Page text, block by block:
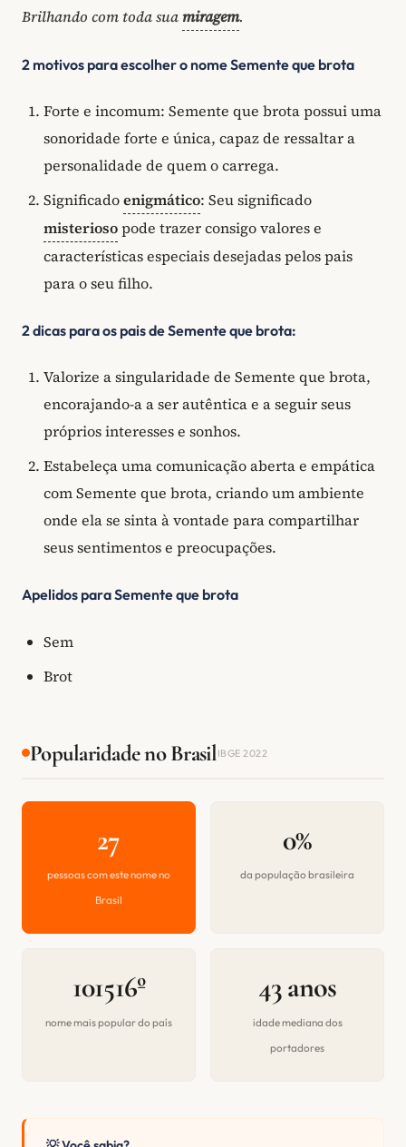
Brilhando com toda sua miragem.
2 motivos para escolher o nome Semente que brota
Forte e incomum: Semente que brota possui uma
sonoridade forte e única, capaz de ressaltar a
personalidade de quem o carrega.
Significadoenigmático: Seu significado
misteriosopode trazer consigo valores e
características especiais desejadas pelos pais
para o seu filho.
2 dicas para os pais de Semente que brota:
Valorize a singularidade de Semente que brota,
encorajando-a a ser autêntica e a seguir seus
próprios interesses e sonhos.
Estabeleça uma comunicação aberta e empática
com Semente que brota, criando um ambiente
onde ela se sinta à vontade para compartilhar
seus sentimentos e preocupações.
Apelidos para Semente que brota
Sem
Brot
Popularidade no BrasilIBGE 2022
27
pessoas com este nome no
Brasil
0%
da população brasileira
101516º
nome mais popular do país
43 anos
idade mediana dos
portadores